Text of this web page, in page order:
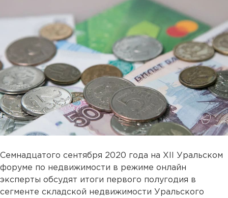
Семнадцатого сентября 2020 года на XII Уральском
форуме по недвижимости в режиме онлайн
эксперты обсудят итоги первого полугодия в
сегменте складской недвижимости Уральского